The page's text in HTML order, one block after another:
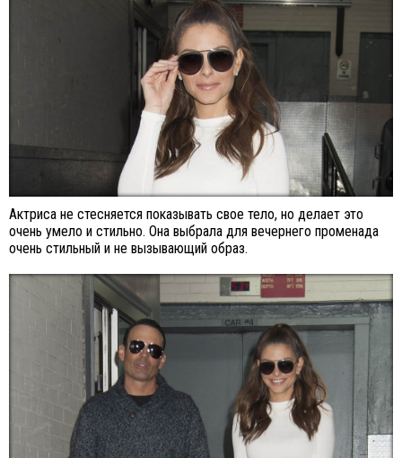
Актриса не стесняется показывать свое тело, но делает это
очень умело и стильно. Она выбрала для вечернего променада
очень стильный и не вызывающий образ.